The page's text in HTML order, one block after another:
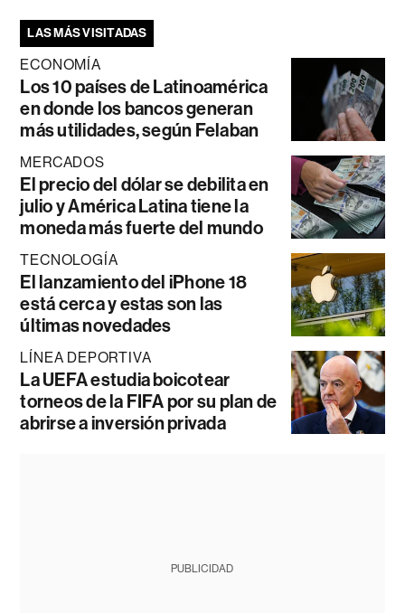
LAS MÁS VISITADAS
ECONOMÍA
Los 10 países de Latinoamérica
en donde los bancos generan
más utilidades, según Felaban
MERCADOS
El precio del dólar se debilita en
julio y América Latina tiene la
moneda más fuerte del mundo
TECNOLOGÍA
El lanzamiento del iPhone 18
está cerca y estas son las
últimas novedades
LÍNEA DEPORTIVA
La UEFA estudia boicotear
torneos de la FIFA por su plan de
abrirse a inversión privada
PUBLICIDAD